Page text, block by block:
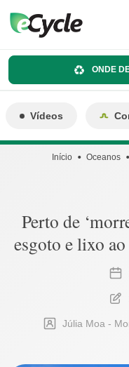
ONDE
Vídeos
Início Oceanos
Perto de
esgoto e lixo
Júlia Moa -